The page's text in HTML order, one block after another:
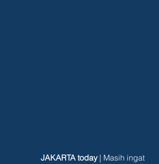
                JAKARTA today
| Masih ingat